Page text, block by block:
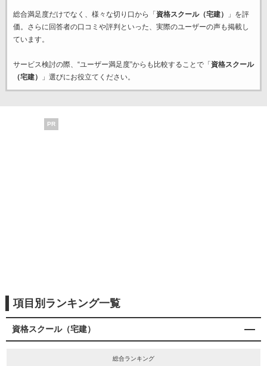
総合満足度だけでなく、様々な切り口から「 資格スクール（宅建）
」を評
価。さらに回答者の口コミや評判といった、実際のユーザーの声も掲載し
ています。
サービス検討の際、“ユーザー満足度”からも比較することで「 資格スクール
（宅建）
」選びにお役立てください。
PR
項目別ランキング一覧
資格スクール（宅建）
総合ランキング